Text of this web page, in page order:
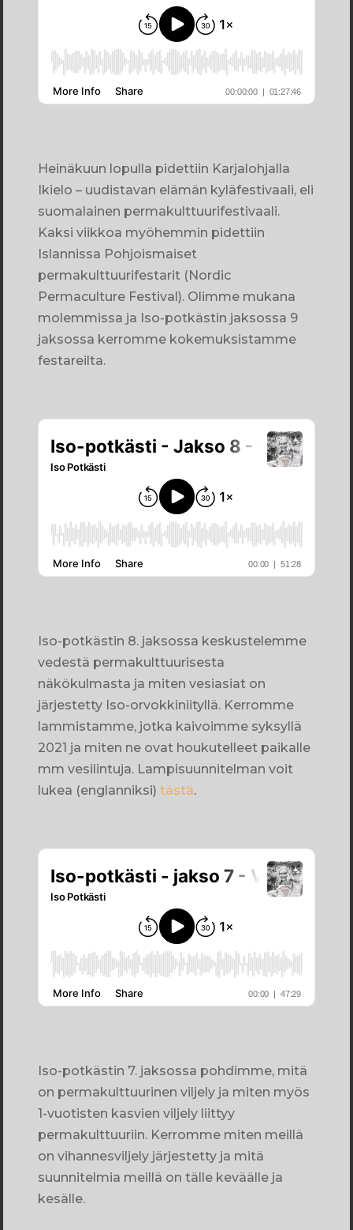
Heinäkuun lopulla pidettiin Karjalohjalla
Ikielo – uudistavan elämän kyläfestivaali, eli
suomalainen permakulttuurifestivaali.
Kaksi viikkoa myöhemmin pidettiin
Islannissa Pohjoismaiset
permakulttuurifestarit (Nordic
Permaculture Festival). Olimme mukana
molemmissa ja Iso-potkästin jaksossa 9
jaksossa kerromme kokemuksistamme
festareilta.
Iso-potkästin 8. jaksossa keskustelemme
vedestä permakulttuurisesta
näkökulmasta ja miten vesiasiat on
järjestetty Iso-orvokkiniityllä. Kerromme
lammistamme, jotka kaivoimme syksyllä
2021 ja miten ne ovat houkutelleet paikalle
mm vesilintuja. Lampisuunnitelman voit
lukea (englanniksi) tästä.
Iso-potkästin 7. jaksossa pohdimme, mitä
on permakulttuurinen viljely ja miten myös
1-vuotisten kasvien viljely liittyy
permakulttuuriin. Kerromme miten meillä
on vihannesviljely järjestetty ja mitä
suunnitelmia meillä on tälle keväälle ja
kesälle.